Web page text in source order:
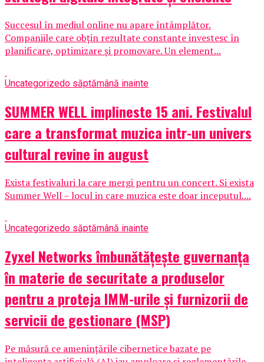
Succesul în mediul online nu apare întâmplător.
Companiile care obțin rezultate constante investesc în
planificare, optimizare și promovare. Un element...
Uncategorizedo săptămână inainte
SUMMER WELL implineste 15 ani. Festivalul
care a transformat muzica intr-un univers
cultural revine in august
Exista festivaluri la care mergi pentru un concert. Si exista
Summer Well – locul in care muzica este doar inceputul....
Uncategorizedo săptămână inainte
Zyxel Networks îmbunătățește guvernanța
în materie de securitate a produselor
pentru a proteja IMM-urile și furnizorii de
servicii de gestionare (MSP)
Pe măsură ce amenințările cibernetice bazate pe